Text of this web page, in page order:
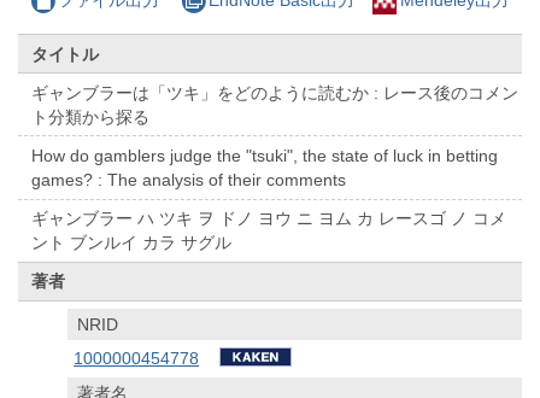
タイトル
ギャンブラーは「ツキ」をどのように読むか : レース後のコメン
ト分類から探る
How do gamblers judge the "tsuki", the state of luck in betting
games? : The analysis of their comments
ギャンブラー ハ ツキ ヲ ドノ ヨウ ニ ヨム カ レースゴ ノ コメ
ント ブンルイ カラ サグル
著者
NRID
1000000454778
著者名